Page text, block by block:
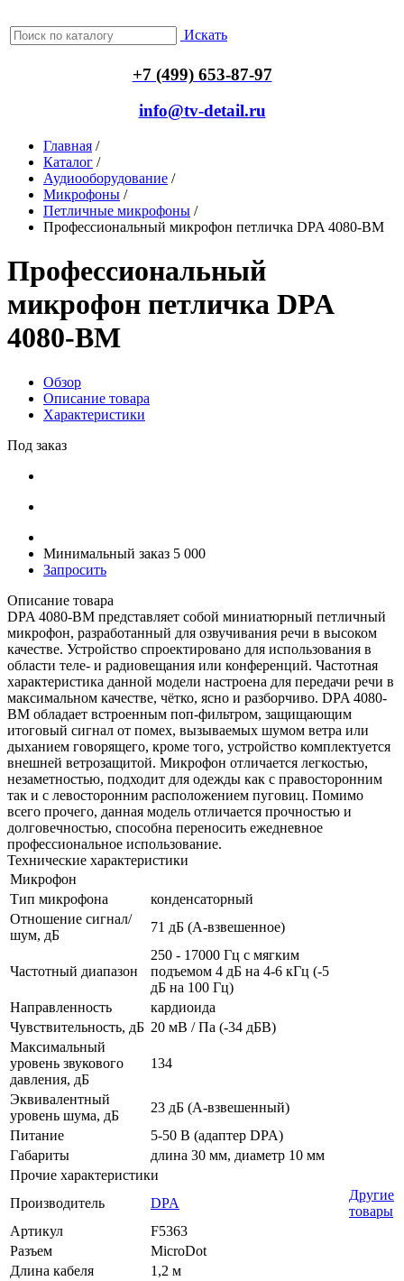
Искать
+7 (499) 653-87-97
info@tv-detail.ru
Главная /
Каталог /
Аудиооборудование /
Микрофоны /
Петличные микрофоны /
Профессиональный микрофон петличка DPA 4080-BM
Профессиональный
микрофон петличка DPA
4080-BM
Обзор
Описание товара
Характеристики
Под заказ
Минимальный заказ 5 000
Запросить
Описание товара
DPA 4080-BM представляет собой миниатюрный петличный
микрофон, разработанный для озвучивания речи в высоком
качестве. Устройство спроектировано для использования в
области теле- и радиовещания или конференций. Частотная
характеристика данной модели настроена для передачи речи в
максимальном качестве, чётко, ясно и разборчиво. DPA 4080-
BM обладает встроенным поп-фильтром, защищающим
итоговый сигнал от помех, вызываемых шумом ветра или
дыханием говорящего, кроме того, устройство комплектуется
внешней ветрозащитой. Микрофон отличается легкостью,
незаметностью, подходит для одежды как с правосторонним
так и с левосторонним расположением пуговиц. Помимо
всего прочего, данная модель отличается прочностью и
долговечностью, способна переносить ежедневное
профессиональное использование.
Технические характеристики
Микрофон
Тип микрофона
конденсаторный
Отношение сигнал/
шум, дБ
71 дБ (A-взвешенное)
Частотный диапазон
250 - 17000 Гц с мягким
подъемом 4 дБ на 4-6 кГц (-5
дБ на 100 Гц)
Направленность
кардиоида
Чувствительность, дБ 20 мВ / Па (-34 дБВ)
Максимальный
уровень звукового
давления, дБ
134
Эквивалентный
уровень шума, дБ
23 дБ (A-взвешенный)
Питание
5-50 В (адаптер DPA)
Габариты
длина 30 мм, диаметр 10 мм
Прочие характеристики
Производитель
DPA
Другие
товары
Артикул
F5363
Разъем
MicroDot
Длина кабеля
1,2 м